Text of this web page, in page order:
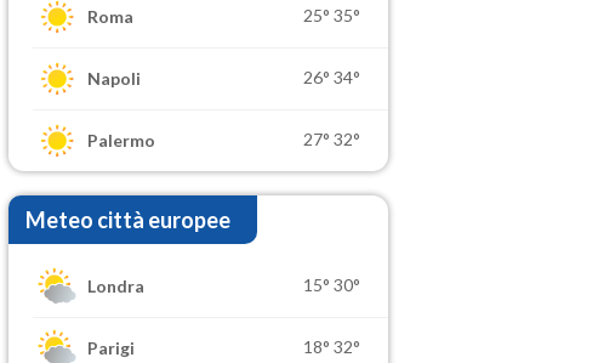
Roma 25° 35°
Napoli 26° 34°
Palermo 27° 32°
Meteo città europee
Londra 15° 30°
Parigi 18° 32°